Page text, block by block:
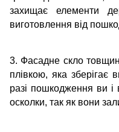
захищає елементи
виготовлення від
3. Фасадне скло
плівкою, яка зберігає
разі пошкодження ви
осколки, так як вони